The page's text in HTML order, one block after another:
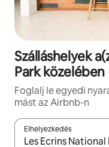
Szálláshelyek
Park közelében
Foglalj le egyedi
mást az Airbnb-n
Elhelyezkedés
Az eredmények